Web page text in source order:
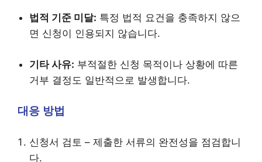
법적 기준 미달: 특정 법적 요건을 충족하지 않으
면 신청이 인용되지 않습니다.
기타 사유: 부적절한 신청 목적이나 상황에 따른
거부 결정도 일반적으로 발생합니다.
대응 방법
신청서 검토 – 제출한 서류의 완전성을 점검합니
다.